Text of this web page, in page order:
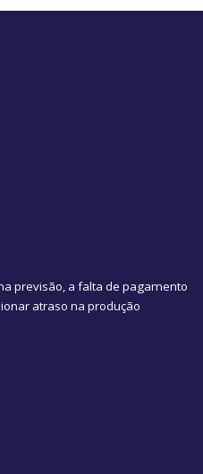
previsão, a falta de pagamento
atraso na produção